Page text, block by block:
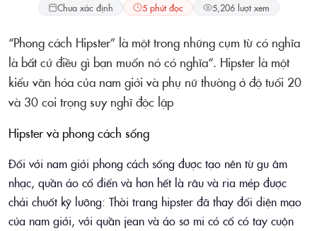
Chưa xác định
5 phút đọc 5,206 lượt xem
“Phong cách Hipster” là một trong những cụm từ có nghĩa
là bất cứ điều gì bạn muốn nó có nghĩa“. Hipster là một
kiểu văn hóa của nam giới và phụ nữ thường ở độ tuổi 20
và 30 coi trọng suy nghĩ độc lập
Hipster và phong cách sống
Đối với nam giới phong cách sống được tạo nên từ gu âm
nhạc, quần áo cổ điển và hơn hết là râu và ria mép được
chải chuốt kỹ lưỡng: Thời trang hipster đã thay đổi diện mạo
của nam giới, với quần jean và áo sơ mi có cổ có tay cuộn